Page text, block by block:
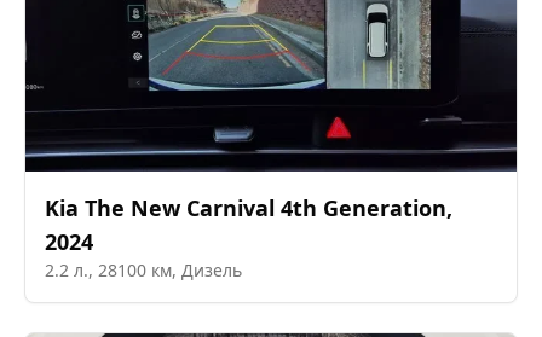
Kia The New Carnival 4th Generation,
2024
2.2 л., 28100 км, Дизель